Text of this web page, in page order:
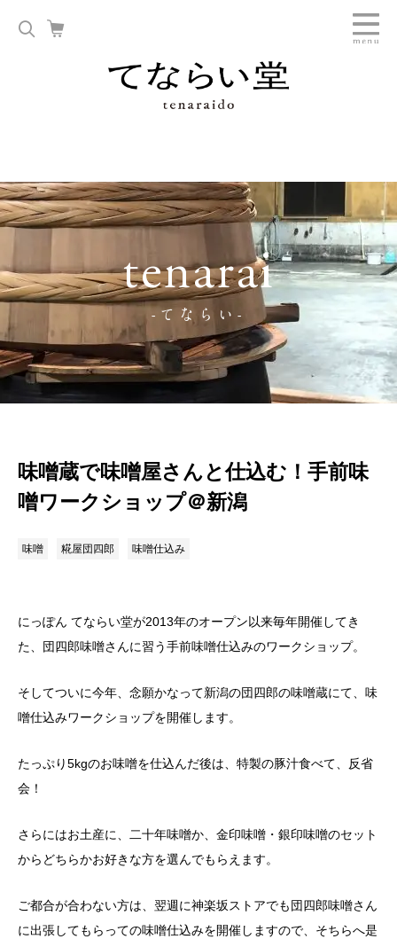
tenarai
-てならい-
味噌蔵で味噌屋さんと仕込む！手前味
噌ワークショップ＠新潟
味噌 糀屋団四郎 味噌仕込み
にっぽん てならい堂が2013年のオープン以来毎年開催してき
た、団四郎味噌さんに習う手前味噌仕込みのワークショップ。
そしてついに今年、念願かなって新潟の団四郎の味噌蔵にて、味
噌仕込みワークショップを開催します。
たっぷり5kgのお味噌を仕込んだ後は、特製の豚汁食べて、反省
会！
さらにはお土産に、二十年味噌か、金印味噌・銀印味噌のセット
からどちらかお好きな方を選んでもらえます。
ご都合が合わない方は、翌週に神楽坂ストアでも団四郎味噌さん
に出張してもらっての味噌仕込みを開催しますので、そちらへ是